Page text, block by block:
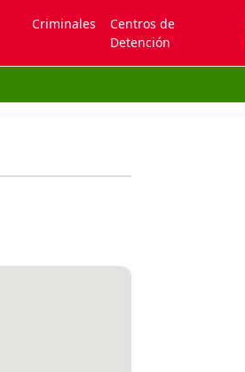
Criminales
Centros de
Detención